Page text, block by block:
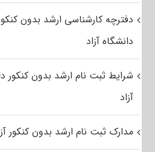
دفترچه کارشناسی ارشد بدون
دانشگاه آزاد
شرایط ثبت نام ارشد بدون کنکور
آزاد
مدارک ثبت نام ارشد بدون کنکور